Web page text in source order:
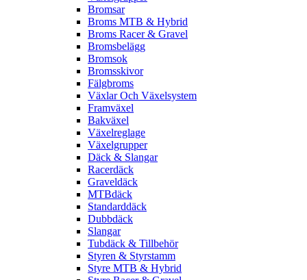
Bromsar
Broms MTB & Hybrid
Broms Racer & Gravel
Bromsbelägg
Bromsok
Bromsskivor
Fälgbroms
Växlar Och Växelsystem
Framväxel
Bakväxel
Växelreglage
Växelgrupper
Däck & Slangar
Racerdäck
Graveldäck
MTBdäck
Standarddäck
Dubbdäck
Slangar
Tubdäck & Tillbehör
Styren & Styrstamm
Styre MTB & Hybrid